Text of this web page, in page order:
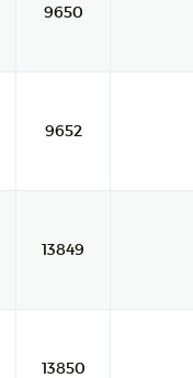
9650
9652
13849
13850